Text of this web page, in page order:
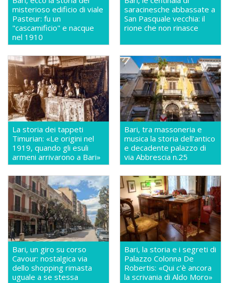
misterioso edificio di viale
Pasteur: fu un
"cascamificio" e nacque
nel 1910
saracinesche abbassate a
San Pasquale vecchia: il
rione che non rinasce
La storia dei tappeti
Timurian: «Le origini nel
1919, quando gli esuli
armeni arrivarono a Bari»
Bari, tra massoneria e
musica la storia dell'antico
e decadente palazzo di
via Abbrescia n.25
Bari, un giro su corso
Cavour: nostalgica via
dello shopping rimasta
uguale a se stessa
Bari, la storia e i segreti di
Palazzo Colonna De
Robertis: «Qui c'è ancora
la scrivania di Aldo Moro»